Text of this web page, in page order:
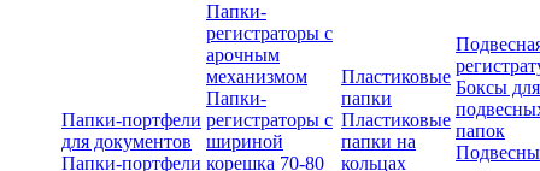
Папки-портфели
для документов
Папки-портфели
Папки-
регистраторы с
арочным
механизмом
Папки-
регистраторы с
шириной
корешка 70-80
Пластиковые
папки
Пластиковые
папки на
кольцах
Боксы для
папок